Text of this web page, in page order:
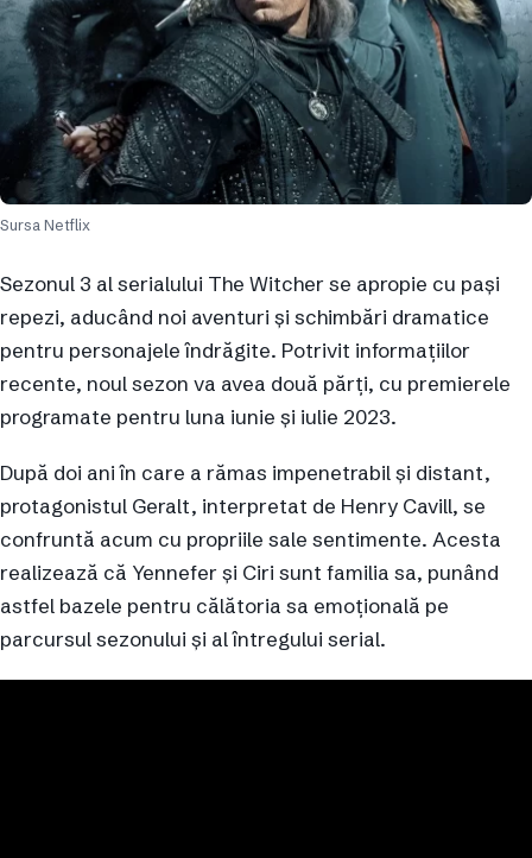
Sursa Netflix
Sezonul 3 al serialului The Witcher se apropie cu pași
repezi, aducând noi aventuri și schimbări dramatice
pentru personajele îndrăgite. Potrivit informațiilor
recente, noul sezon va avea două părți, cu premierele
programate pentru luna iunie și iulie 2023.
După doi ani în care a rămas impenetrabil și distant,
protagonistul Geralt, interpretat de Henry Cavill, se
confruntă acum cu propriile sale sentimente. Acesta
realizează că Yennefer și Ciri sunt familia sa, punând
astfel bazele pentru călătoria sa emoțională pe
parcursul sezonului și al întregului serial.